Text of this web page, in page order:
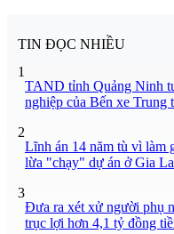
TIN ĐỌC NHIỀU
1
TAND tỉnh Quảng Ninh
nghiệp của Bến xe Trung
2
Lĩnh án 14 năm tù vì làm
lừa "chạy" dự án ở Gia
3
Đưa ra xét xử người phụ
trục lợi hơn 4,1 tỷ đồng